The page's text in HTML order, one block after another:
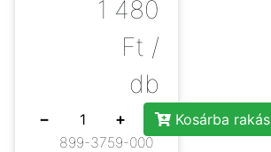
1 480
Ft /
db
− +
Kosárba rakás
899-3759-000